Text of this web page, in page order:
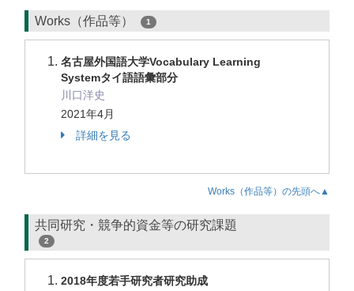
Works（作品等） 1
名古屋外国語大学Vocabulary Learning
Systemタイ語語彙部分
川口洋史
2021年4月
詳細を見る
Works（作品等）の先頭へ▲
共同研究・競争的資金等の研究課題
2
2018年度若手研究者研究助成